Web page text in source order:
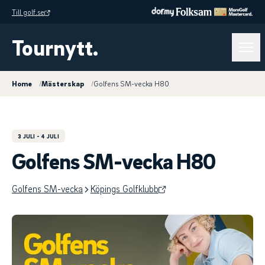
Till golf.se
Tournytt.
Home /Mästerskap /Golfens SM-vecka H80
3 JULI - 4 JULI
Golfens SM-vecka H80
Golfens SM-vecka Köpings Golfklubb